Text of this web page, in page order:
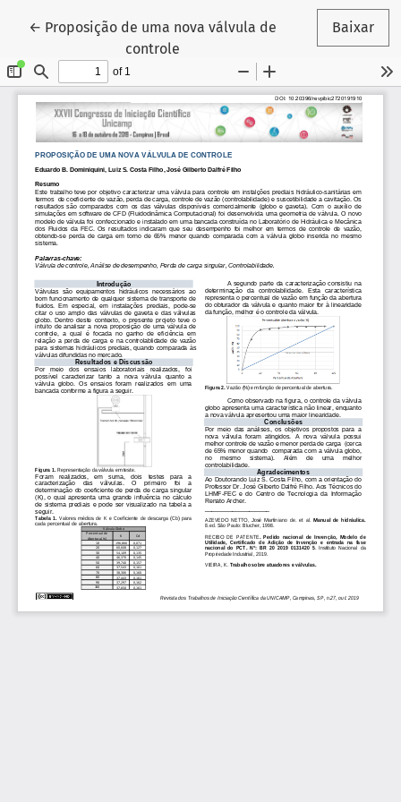
← Voltar aos Detalhes do Artigo
Proposição de uma nova válvula de
controle
Baixar